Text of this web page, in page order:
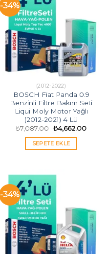
-34%
(2012-2022)
BOSCH Fiat Panda 0.9
Benzinli Filtre Bakım Seti
Liqui Moly Motor Yağlı
(2012-2021) 4 Lü
₺7,087.00 Orijinal
fiyat:
₺7,087.00.
₺4,662.00Şu
SEPETE EKLE
-34%